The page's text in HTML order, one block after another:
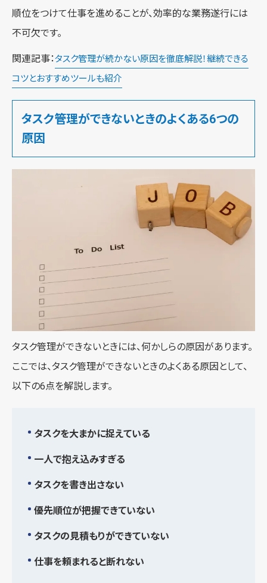
順位をつけて仕事を進めることが、効率的な業務遂行には
不可欠です。
関連記事：タスク管理が続かない原因を徹底解説！継続できる
コツとおすすめツールも紹介
タスク管理ができないときのよくある6つの
原因
タスク管理ができないときには、何かしらの原因があります。
ここでは、タスク管理ができないときのよくある原因として、
以下の6点を解説します。
タスクを大まかに捉えている
一人で抱え込みすぎる
タスクを書き出さない
優先順位が把握できていない
タスクの見積もりができていない
仕事を頼まれると断れない